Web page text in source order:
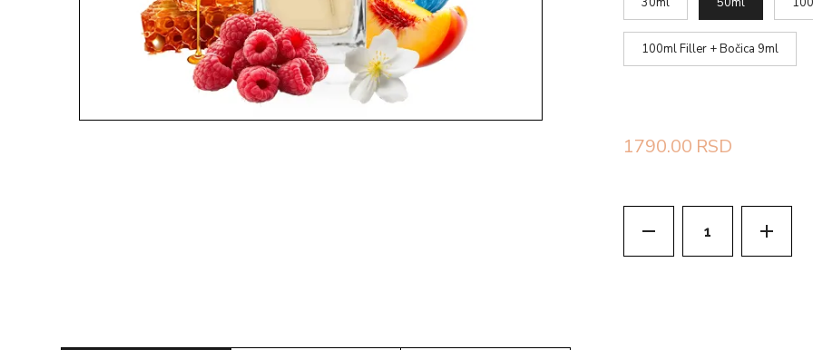
100ml Filler + Bočica 9ml
1790.00 RSD